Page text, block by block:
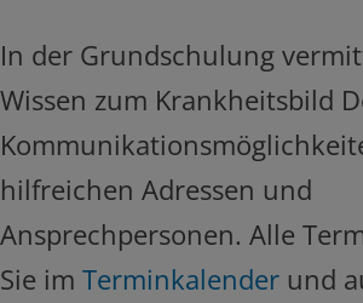
In der Grundschulung
Wissen zum Krankheitsbild
hilfreichen Adressen und
Ansprechpersonen. Alle
Sie im Terminkalender und